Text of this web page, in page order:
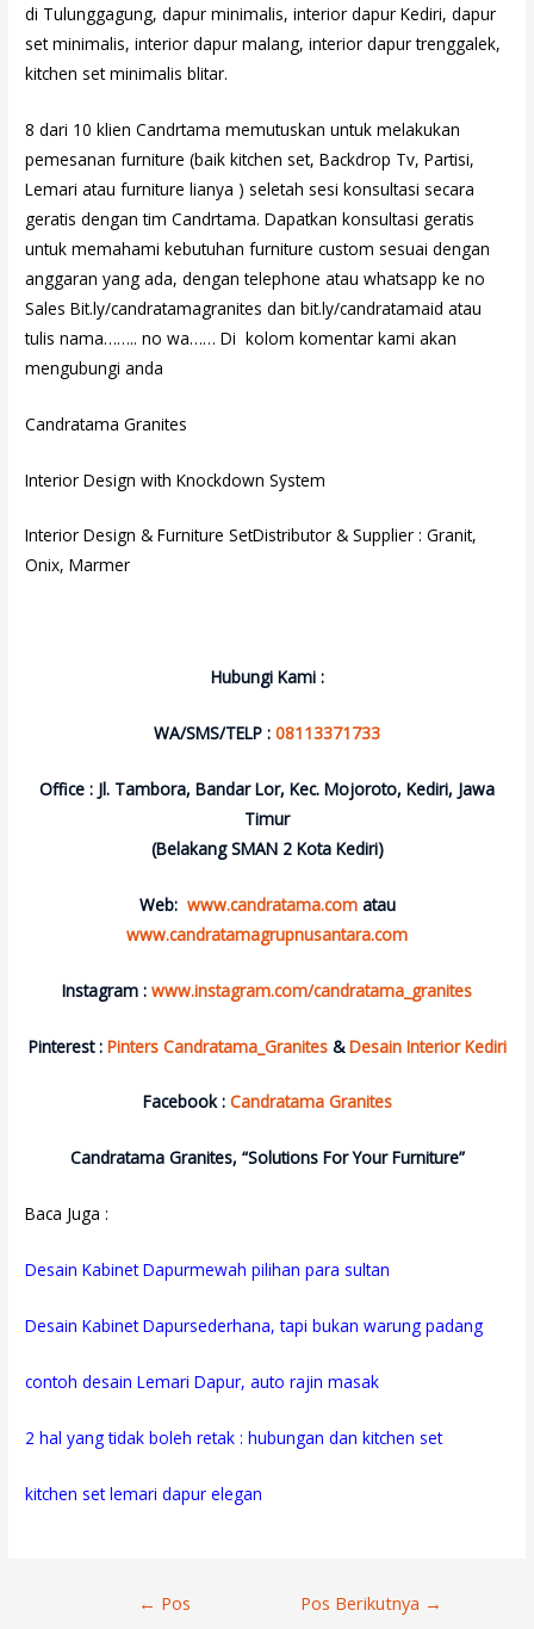
di Tulunggagung, dapur minimalis, interior dapur Kediri, dapur
set minimalis, interior dapur malang, interior dapur trenggalek,
kitchen set minimalis blitar.
8 dari 10 klien Candrtama memutuskan untuk melakukan
pemesanan furniture (baik kitchen set, Backdrop Tv, Partisi,
Lemari atau furniture lianya ) seletah sesi konsultasi secara
geratis dengan tim Candrtama. Dapatkan konsultasi geratis
untuk memahami kebutuhan furniture custom sesuai dengan
anggaran yang ada, dengan telephone atau whatsapp ke no
Sales Bit.ly/candratamagranites dan bit.ly/candratamaid atau
tulis nama…….. no wa…… Di kolom komentar kami akan
mengubungi anda
Candratama Granites
Interior Design with Knockdown System
Interior Design & Furniture SetDistributor & Supplier : Granit,
Onix, Marmer
Hubungi Kami :
WA/SMS/TELP : 08113371733
Office : Jl. Tambora, Bandar Lor, Kec. Mojoroto, Kediri, Jawa
Timur
(Belakang SMAN 2 Kota Kediri)
Web: www.candratama.com atau
www.candratamagrupnusantara.com
Instagram : www.instagram.com/candratama_granites
Pinterest : Pinters Candratama_Granites &Desain Interior Kediri
Facebook : Candratama Granites
Candratama Granites, “Solutions For Your Furniture”
Baca Juga :
Desain Kabinet Dapurmewah pilihan para sultan
Desain Kabinet Dapursederhana, tapi bukan warung padang
contoh desain Lemari Dapur, auto rajin masak
2 hal yang tidak boleh retak : hubungan dan kitchen set
kitchen set lemari dapur elegan
Navigasi
← Pos
Pos Berikutnya →